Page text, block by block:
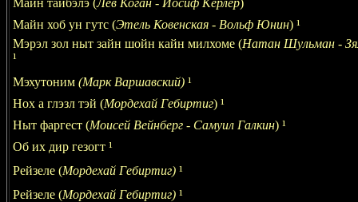
Майн тайбэлэ (Лев Коган - Иосиф Керлер)
Майн хоб ун гутс (Этель Ковенская - Вольф Юнин) ¹
Мэрэл зол ныт зайн шойн кайн милхоме (Натан Шульман - Зя
¹
Мэхутоним (Марк Варшавский) ¹
Нох а глэзл тэй (Мордехай Гебиртиг) ¹
Ныт фаргест (Моисей Вейнберг - Самуил Галкин) ¹
Об их дир гезогт ¹
Рейзеле (Мордехай Гебиртиг) ¹
Рейзеле (Мордехай Гебиртиг) ¹